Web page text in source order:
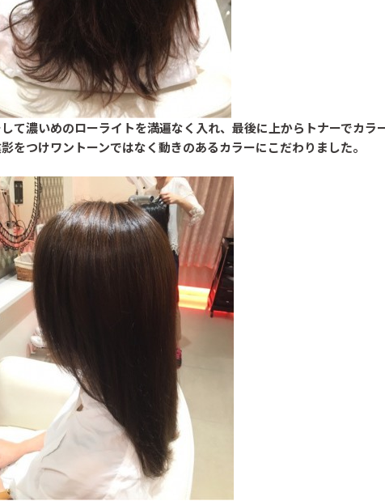
て濃いめのローライトを満遍なく入れ、最後に上からトナーでカラ
をつけワントーンではなく動きのあるカラーにこだわりました。
Beautism
本郷三丁目店